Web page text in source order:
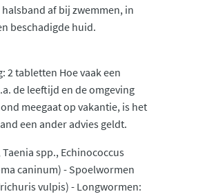
af bij zwemmen, in
beschadigde huid.
2 tabletten Hoe vaak een
de leeftijd en de omgeving
meegaat op vakantie, is het
een ander advies geldt.
spp., Echinococcus
caninum) - Spoelwormen
vulpis) - Longwormen: